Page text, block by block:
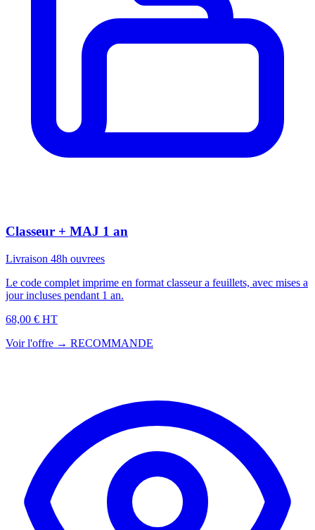
Classeur + MAJ 1 an
Livraison 48h ouvrees
Le code complet imprime en format classeur a feuillets, avec mises a
jour incluses pendant 1 an.
68,00 € HT
Voir l'offre → RECOMMANDE